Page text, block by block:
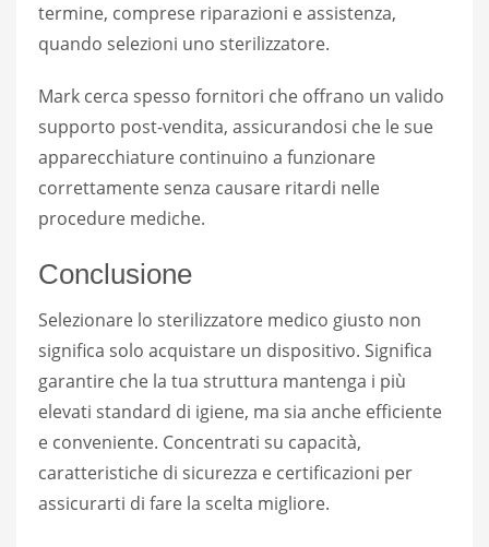
termine, comprese riparazioni e assistenza,
quando selezioni uno sterilizzatore.
Mark cerca spesso fornitori che offrano un valido
supporto post-vendita, assicurandosi che le sue
apparecchiature continuino a funzionare
correttamente senza causare ritardi nelle
procedure mediche.
Conclusione
Selezionare lo sterilizzatore medico giusto non
significa solo acquistare un dispositivo. Significa
garantire che la tua struttura mantenga i più
elevati standard di igiene, ma sia anche efficiente
e conveniente. Concentrati su capacità,
caratteristiche di sicurezza e certificazioni per
assicurarti di fare la scelta migliore.